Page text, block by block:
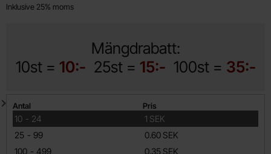
Inklusive 25% moms
Mängdrabatt:
10st = 10:- 25st = 15:- 100st = 35:-
Mängdrabatt
Antal Pris
10 -
till 24
1 SEK
25 -
till 99
0.60 SEK
100 -
till 499
0.35 SEK